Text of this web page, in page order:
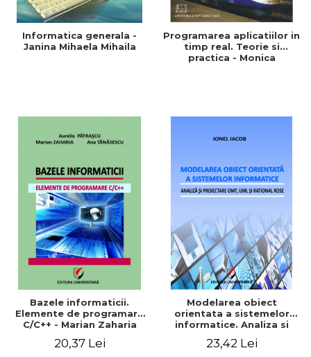
Informatica generala -
Janina Mihaela Mihaila
Programarea aplicatiilor in
timp real. Teorie si
practica - Monica
Bazele informaticii.
Elemente de programare
C/C++ - Marian Zaharia
20,37 Lei
Modelarea obiect
orientata a sistemelor
informatice. Analiza si
Rational Rose - Ionel Iacob
23,42 Lei